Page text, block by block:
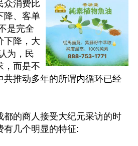
众消费比
降、客单
是完全
下降，大
为，民
，而是不
共推动多年的所谓内循环已经
都的商人接受大纪元采访的时
有几个明显的特征: